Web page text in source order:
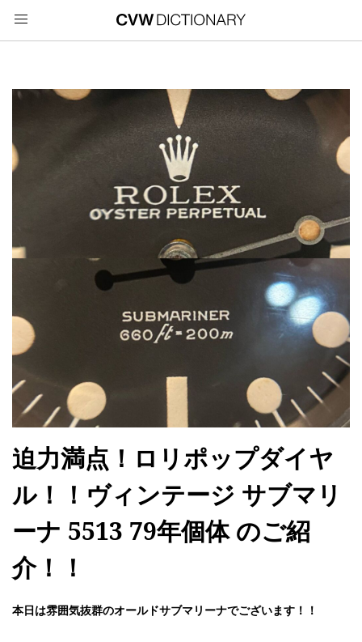
迫力満点！ロリポップダイヤ
ル！！ヴィンテージ サブマリ
ーナ 5513 79年個体 のご紹
介！！
本日は雰囲気抜群のオールドサブマリーナでございます！！